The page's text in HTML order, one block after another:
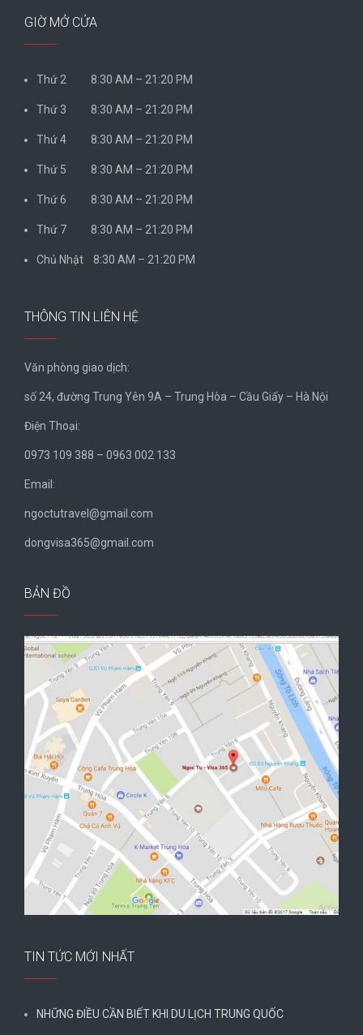
GIỜ MỞ CỬA
Thứ 2 8:30 AM – 21:20 PM
Thứ 3 8:30 AM – 21:20 PM
Thứ 4 8:30 AM – 21:20 PM
Thứ 5 8:30 AM – 21:20 PM
Thứ 6 8:30 AM – 21:20 PM
Thứ 7 8:30 AM – 21:20 PM
Chủ Nhật 8:30 AM – 21:20 PM
THÔNG TIN LIÊN HỆ
Văn phòng giao dịch:
số 24, đường Trung Yên 9A – Trung Hòa – Cầu Giấy – Hà Nội
Điện Thoại:
0973 109 388 – 0963 002 133
Email:
ngoctutravel@gmail.com
dongvisa365@gmail.com
BẢN ĐỒ
TIN TỨC MỚI NHẤT
NHỮNG ĐIỀU CẦN BIẾT KHI DU LỊCH TRUNG QUỐC